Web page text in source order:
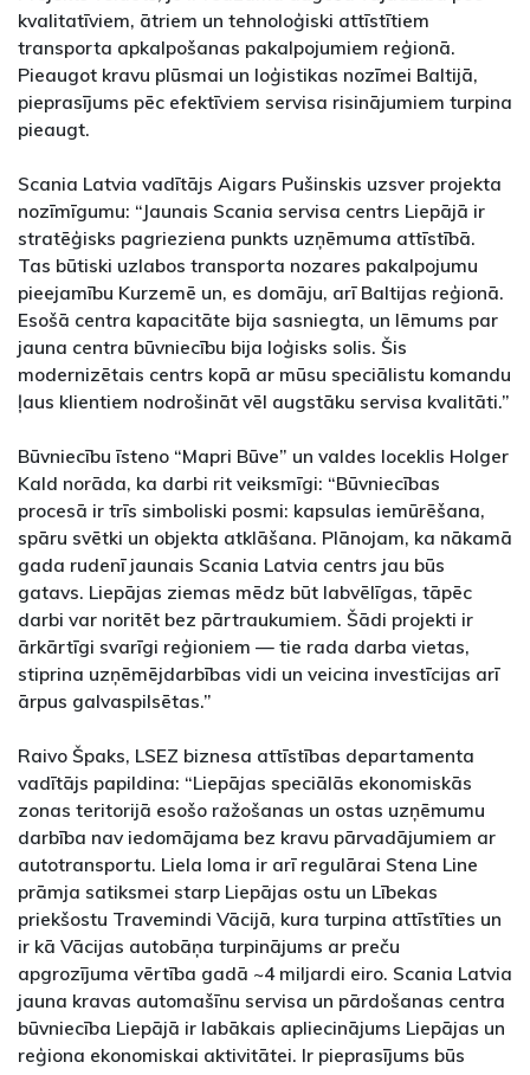
kvalitatīviem, ātriem un tehnoloģiski attīstītiem
transporta apkalpošanas pakalpojumiem reģionā.
Pieaugot kravu plūsmai un loģistikas nozīmei Baltijā,
pieprasījums pēc efektīviem servisa risinājumiem turpina
pieaugt.
Scania Latvia vadītājs Aigars Pušinskis uzsver projekta
nozīmīgumu: “Jaunais Scania servisa centrs Liepājā ir
stratēģisks pagrieziena punkts uzņēmuma attīstībā.
Tas būtiski uzlabos transporta nozares pakalpojumu
pieejamību Kurzemē un, es domāju, arī Baltijas reģionā.
Esošā centra kapacitāte bija sasniegta, un lēmums par
jauna centra būvniecību bija loģisks solis. Šis
modernizētais centrs kopā ar mūsu speciālistu komandu
ļaus klientiem nodrošināt vēl augstāku servisa kvalitāti.”
Būvniecību īsteno “Mapri Būve” un valdes loceklis Holger
Kald norāda, ka darbi rit veiksmīgi: “Būvniecības
procesā ir trīs simboliski posmi: kapsulas iemūrēšana,
spāru svētki un objekta atklāšana. Plānojam, ka nākamā
gada rudenī jaunais Scania Latvia centrs jau būs
gatavs. Liepājas ziemas mēdz būt labvēlīgas, tāpēc
darbi var noritēt bez pārtraukumiem. Šādi projekti ir
ārkārtīgi svarīgi reģioniem — tie rada darba vietas,
stiprina uzņēmējdarbības vidi un veicina investīcijas arī
ārpus galvaspilsētas.”
Raivo Špaks, LSEZ biznesa attīstības departamenta
vadītājs papildina: “Liepājas speciālās ekonomiskās
zonas teritorijā esošo ražošanas un ostas uzņēmumu
darbība nav iedomājama bez kravu pārvadājumiem ar
autotransportu. Liela loma ir arī regulārai Stena Line
prāmja satiksmei starp Liepājas ostu un Lībekas
priekšostu Travemindi Vācijā, kura turpina attīstīties un
ir kā Vācijas autobāņa turpinājums ar preču
apgrozījuma vērtība gadā ~4 miljardi eiro. Scania Latvia
jauna kravas automašīnu servisa un pārdošanas centra
būvniecība Liepājā ir labākais apliecinājums Liepājas un
reģiona ekonomiskai aktivitātei. Ir pieprasījums būs